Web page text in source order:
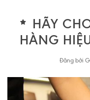
HÃY
HÀNG
Đăng bởi